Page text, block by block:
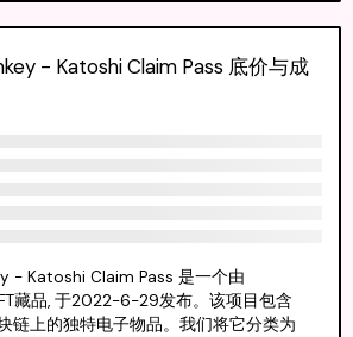
- Katoshi Claim Pass 底价与成
- Katoshi Claim Pass 是一个由
藏品, 于2022-6-29发布。该项目包含
链上的独特电子物品。我们将它分类为